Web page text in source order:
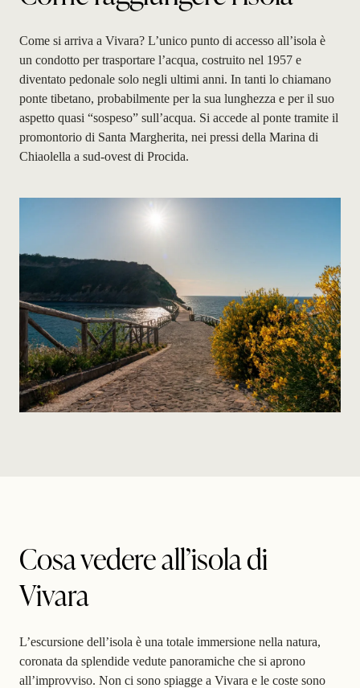
Come si arriva a Vivara? L’unico punto di accesso all’isola è
un condotto per trasportare l’acqua, costruito nel 1957 e
diventato pedonale solo negli ultimi anni. In tanti lo chiamano
ponte tibetano, probabilmente per la sua lunghezza e per il suo
aspetto quasi “sospeso” sull’acqua. Si accede al ponte tramite il
promontorio di Santa Margherita, nei pressi della Marina di
Chiaolella a sud-ovest di Procida.
Cosa vedere all’isola di
Vivara
L’escursione dell’isola è una totale immersione nella natura,
coronata da splendide vedute panoramiche che si aprono
all’improvviso. Non ci sono spiagge a Vivara e le coste sono